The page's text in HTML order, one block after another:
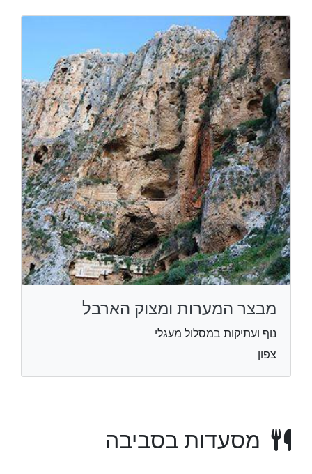
מבצר המערות ומצוק הארבל
נוף ועתיקות במסלול מעגלי
צפון
מסעדות בסביבה